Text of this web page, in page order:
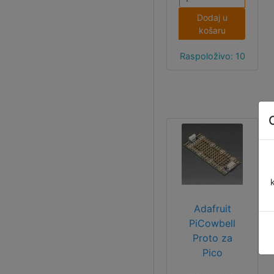
sučelja.
Moguće ga je
programirati u
C/C++.
Dodaj u
košaru
Raspoloživo: 10
Adafruit
PiCowbell
Proto za
Pico